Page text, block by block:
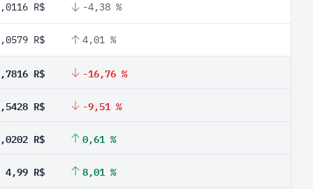
R$ -4,38 %
R$ 4,01 %
R$ -16,76 %
R$ -9,51 %
R$ 0,61 %
4,99 R$ 8,01 %